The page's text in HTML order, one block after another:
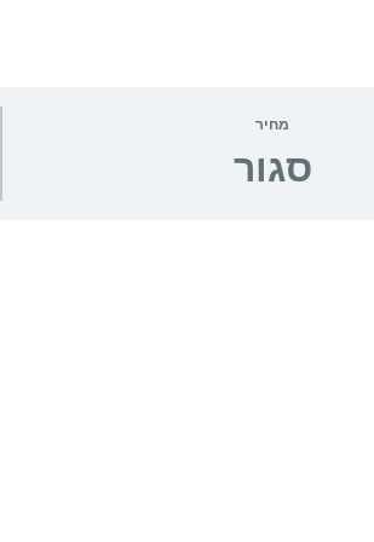
מחיר
סגור